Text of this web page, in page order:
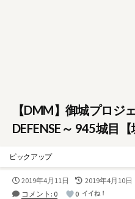
【DMM】御城プロジ
DEFENSE～ 945城目【
ピックアップ
公
開
2019年4月11日
最
終
2019年4月10日
コメント: 0
0 イイね！